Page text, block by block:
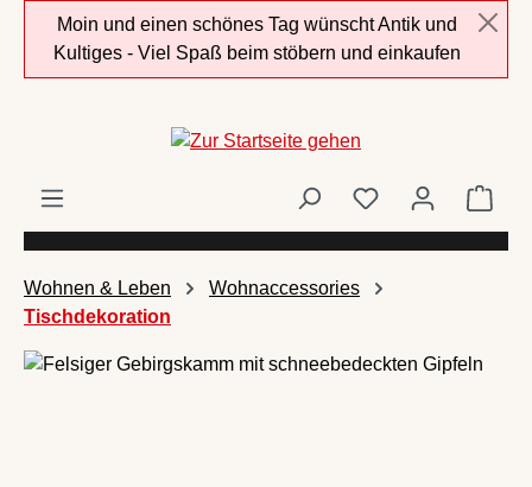
Zum Hauptinhalt springen
Moin und einen schönes Tag wünscht Antik und
Kultiges - Viel Spaß beim stöbern und einkaufen
Wohnen & Leben
Wohnaccessories
Tischdekoration